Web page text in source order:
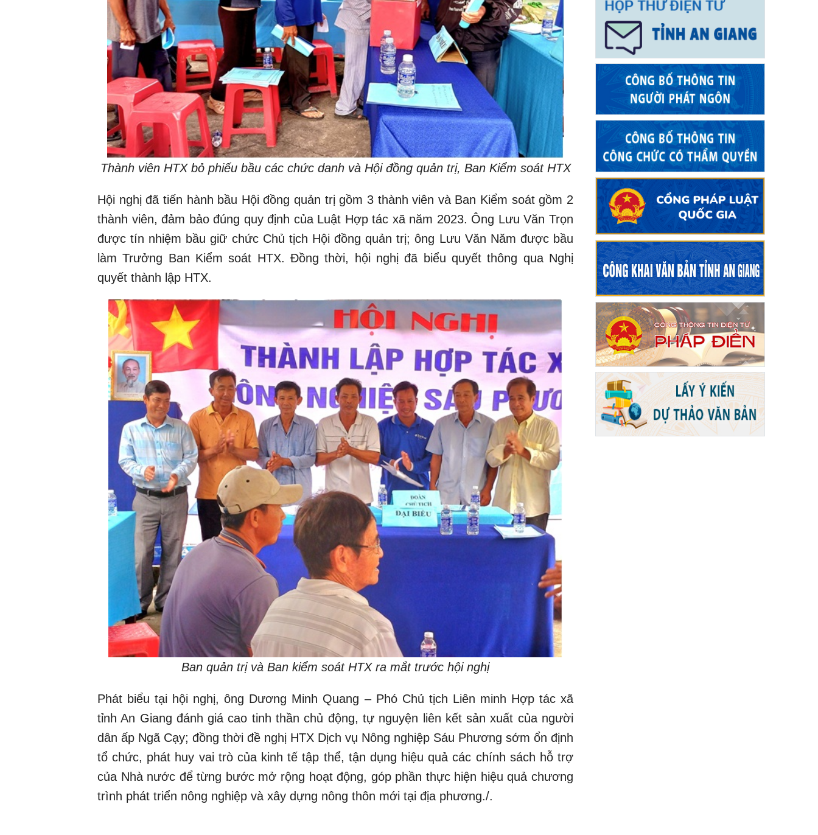
Thành viên HTX bỏ phiếu bầu các chức danh và Hội đồng quản trị, Ban Kiểm soát HTX
Hội nghị đã tiến hành bầu Hội đồng quản trị gồm 3 thành viên và Ban Kiểm soát gồm 2
thành viên, đảm bảo đúng quy định của Luật Hợp tác xã năm 2023. Ông Lưu Văn Trọn
được tín nhiệm bầu giữ chức Chủ tịch Hội đồng quản trị; ông Lưu Văn Năm được bầu
làm Trưởng Ban Kiểm soát HTX. Đồng thời, hội nghị đã biểu quyết thông qua Nghị
quyết thành lập HTX.
Ban quản trị và Ban kiểm soát HTX ra mắt trước hội nghị
Phát biểu tại hội nghị, ông Dương Minh Quang – Phó Chủ tịch Liên minh Hợp tác xã
tỉnh An Giang đánh giá cao tinh thần chủ động, tự nguyện liên kết sản xuất của người
dân ấp Ngã Cạy; đồng thời đề nghị HTX Dịch vụ Nông nghiệp Sáu Phương sớm ổn định
tổ chức, phát huy vai trò của kinh tế tập thể, tận dụng hiệu quả các chính sách hỗ trợ
của Nhà nước để từng bước mở rộng hoạt động, góp phần thực hiện hiệu quả chương
trình phát triển nông nghiệp và xây dựng nông thôn mới tại địa phương./.